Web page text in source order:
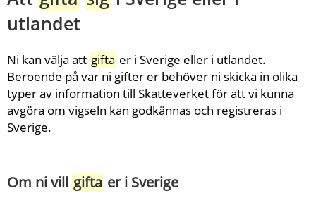
utlandet
​Ni kan välja att gifta er i Sverige eller i utlandet.
Beroende på var ni gifter er behöver ni skicka in olika
typer av information till Skatteverket för att vi kunna
avgöra om vigseln kan godkännas och registreras i
Sverige.
Om ni vill gifta er i Sverige